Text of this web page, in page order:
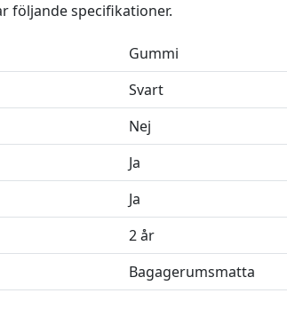
följande specifikationer.
Gummi
Svart
Nej
Ja
Ja
2 år
Bagagerumsmatta